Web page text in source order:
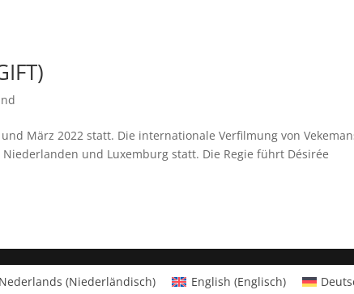
März 2022 statt. Die internationale Verfilmung von
und Luxemburg statt. Die Regie führt Désirée
Nederlands (Niederländisch) English (Englisch)